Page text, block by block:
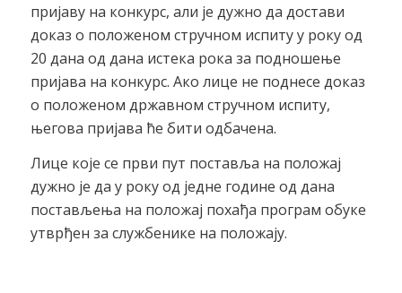
пријаву на конкурс, али је дужно да достави
доказ о положеном стручном испиту у року од
20 дана од дана истека рока за подношење
пријава на конкурс. Ако лице не поднесе доказ
о положеном државном стручном испиту,
његова пријава ће бити одбачена.
Лице које се први пут поставља на положај
дужно је да у року од једне године од дана
постављења на положај похађа програм обуке
утврђен за службенике на положају.